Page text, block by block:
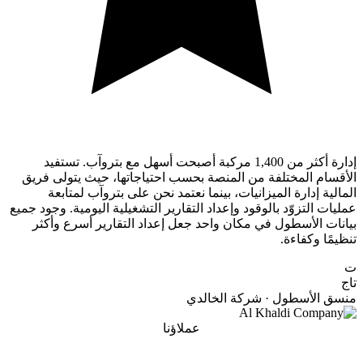
إدارة أكثر من 1,400 مركبة أصبحت أسهل مع بتروآب. تستفيد
الأقسام المختلفة من المنصة بحسب احتياجاتها، حيث يتولى فريق
المالية إدارة الميزانيات، بينما نعتمد نحن على بتروآب لمتابعة
عمليات التزوّد بالوقود وإعداد التقارير التشغيلية اليومية. وجود جميع
بيانات الأسطول في مكان واحد جعل إعداد التقارير أسرع وأكثر
تنظيمًا وكفاءة.
ت
تاج
منسق الأسطول · شركة الخالدي
عملاؤنا